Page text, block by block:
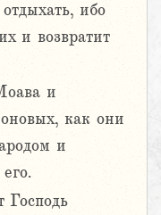
ибо
и возвратит
и
как они
и
Господь